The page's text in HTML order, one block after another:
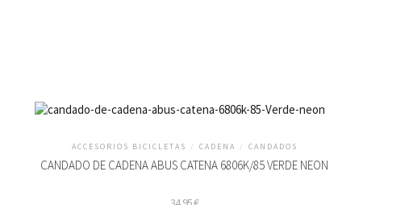
ACCESORIOS BICICLETAS / CADENA / CANDADOS
CANDADO DE CADENA ABUS CATENA 6806K/85 VERDE NEON